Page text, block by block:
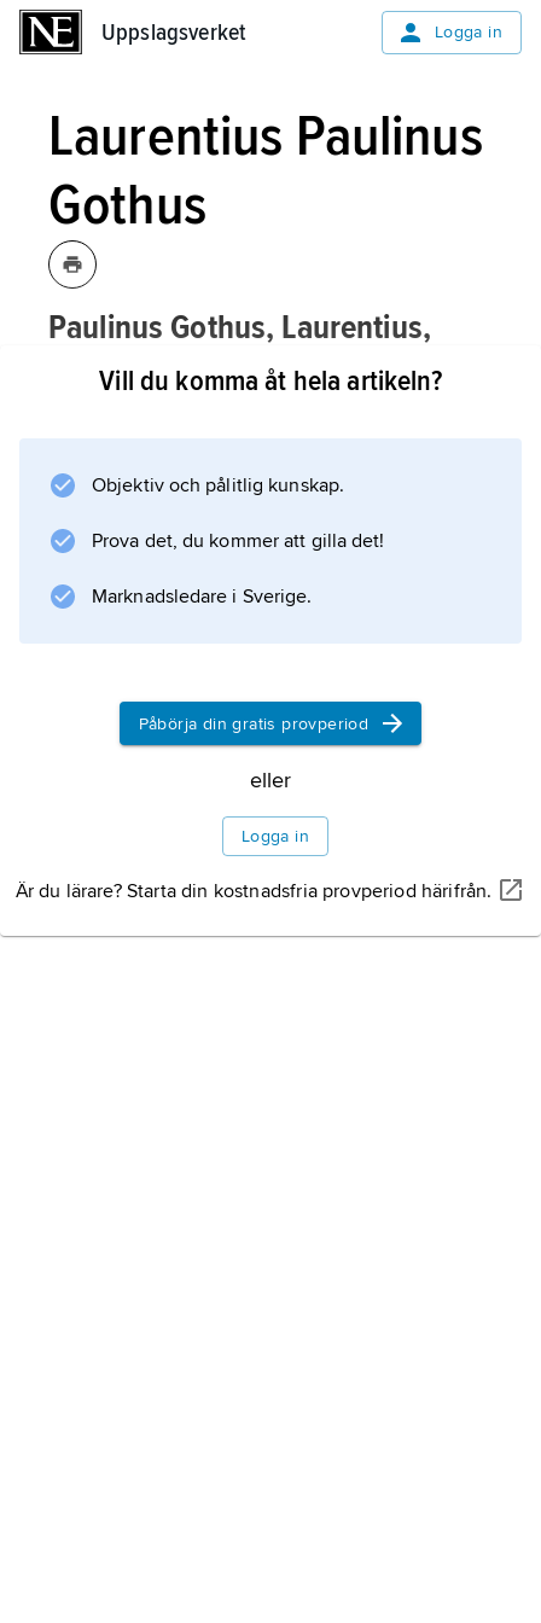
Uppslagsverket Logga in
Laurentius Paulinus
Gothus
Paulinus Gothus, Laurentius,
kyrkoman, se
Laurentius Paulinus
Gothus.
Information om artikeln
Vill du komma åt hela artikeln?
Objektiv och pålitlig kunskap.
Prova det, du kommer att gilla det!
Marknadsledare i Sverige.
Påbörja din gratis provperiod
eller
Logga in
Är du lärare? Starta din kostnadsfria provperiod härifrån.